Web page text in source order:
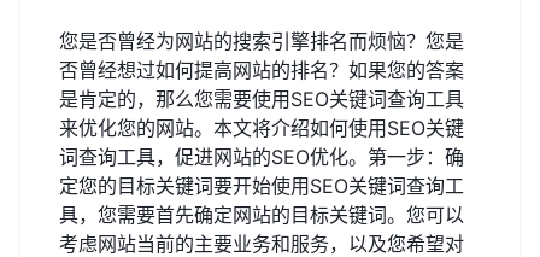
您是否曾经为网站的搜索引擎排名而烦恼？您是
否曾经想过如何提高网站的排名？如果您的答案
是肯定的，那么您需要使用SEO关键词查询工具
来优化您的网站。本文将介绍如何使用SEO关键
词查询工具，促进网站的SEO优化。第一步：确
定您的目标关键词要开始使用SEO关键词查询工
具，您需要首先确定网站的目标关键词。您可以
考虑网站当前的主要业务和服务，以及您希望对